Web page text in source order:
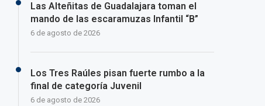
Las Alteñitas de Guadalajara toman el
mando de las escaramuzas Infantil “B”
6 de agosto de 2026
Los Tres Raúles pisan fuerte rumbo a la
final de categoría Juvenil
6 de agosto de 2026